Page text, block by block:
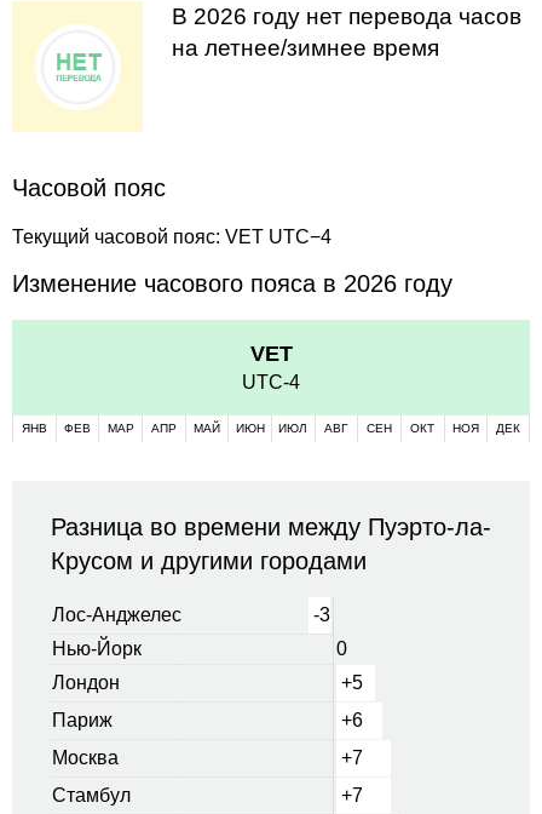
В 2026 году нет перевода часов
на летнее/зимнее время
Часовой пояс
Текущий часовой пояс: VET UTC−4
Изменение часового пояса в 2026 году
VET
UTC-4
ЯНВ ФЕВ МАР АПР МАЙ ИЮН ИЮЛ АВГ СЕН ОКТ НОЯ ДЕК
Разница во времени между Пуэрто-ла-
Крусом и другими городами
Лос-Анджелес
-3
Нью-Йорк
0
Лондон
+5
Париж
+6
Москва
+7
Стамбул
+7